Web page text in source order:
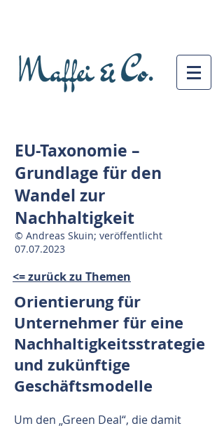
EU-Taxonomie –
Grundlage für den
Wandel zur
Nachhaltigkeit
© Andreas Skuin; veröffentlicht
07.07.2023
<= zurück zu Themen
Orientierung für
Unternehmer für eine
Nachhaltigkeitsstrategie
und zukünftige
Geschäftsmodelle
Um den „Green Deal“, die damit